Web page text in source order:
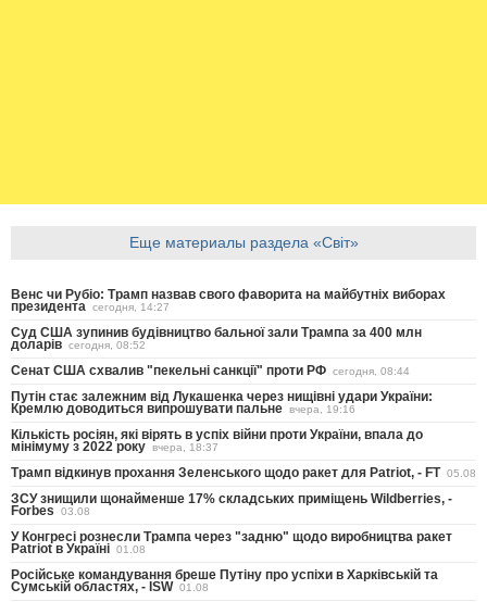
Еще материалы раздела «Світ»
Венс чи Рубіо: Трамп назвав свого фаворита на майбутніх виборах
президента сегодня, 14:27
Суд США зупинив будівництво бальної зали Трампа за 400 млн
доларів сегодня, 08:52
Сенат США схвалив "пекельні санкції" проти РФ сегодня, 08:44
Путін стає залежним від Лукашенка через нищівні удари України:
Кремлю доводиться випрошувати пальне вчера, 19:16
Кількість росіян, які вірять в успіх війни проти України, впала до
мінімуму з 2022 року вчера, 18:37
Трамп відкинув прохання Зеленського щодо ракет для Patriot, - FT 05.08
ЗСУ знищили щонайменше 17% складських приміщень Wildberries, -
Forbes 03.08
У Конгресі рознесли Трампа через "задню" щодо виробництва ракет
Patriot в Україні 01.08
Російське командування бреше Путіну про успіхи в Харківській та
Сумській областях, - ISW 01.08